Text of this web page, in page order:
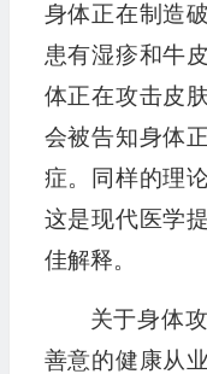
身体正在制造
患有湿疹和牛
体正在攻击皮
会被告知身体
症。同样的理
这是现代医学
佳解释。
关于身体
善意的健康从